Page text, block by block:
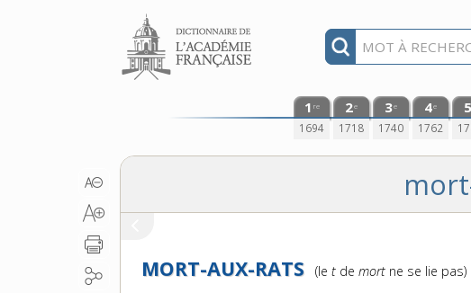
Aller au contenu
1 re
1694
2e
1718
3e
1740
4e
1762
5
MORT-AUX-RATS
Prononciation
(let demort ne se lie pas)